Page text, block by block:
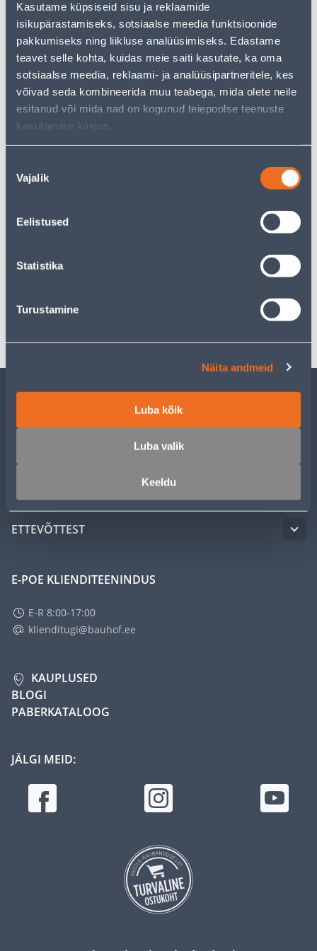
Kasutame küpsiseid sisu ja reklaamide
isikupärastamiseks, sotsiaalse meedia funktsioonide
pakkumiseks ning liikluse analüüsimiseks. Edastame
teavet selle kohta, kuidas meie saiti kasutate, ka oma
sotsiaalse meedia, reklaami- ja analüüsipartneritele, kes
võivad seda kombineerida muu teabega, mida olete neile
esitanud või mida nad on kogunud teiepoolse teenuste
kasutamise käigus.
valik
Vajalik
Eelistused
Statistika
Turustamine
Näita andmeid
Luba kõik
Luba valik
Keeldu
pakkuda!
Teie ostlemisrõõm ei pea aga siin lõppema - oma
uurimistööd saate jätkata, naastesavalehelevõi
kasutades meie võimsat otsingufunktsiooni, et leida
veelgi meelepärasemad valikuid. Head ostlemist!
• 14-päevane tagastusõigus.
• HANKIJA LAOST TELLITAV TOODE
ETTEVÕTTEST
E-POE KLIENDITEENINDUS
E-R 8:00-17:00
klienditugi@bauhof.ee
KAUPLUSED
BLOGI
PABERKATALOOG
JÄLGI MEID: